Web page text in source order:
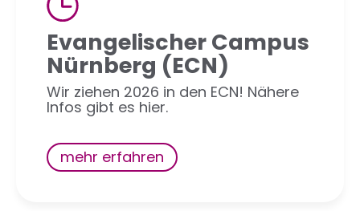
Evangelischer Campus
Nürnberg (ECN)
Wir ziehen 2026 in den ECN! Nähere
Infos gibt es hier.
mehr erfahren